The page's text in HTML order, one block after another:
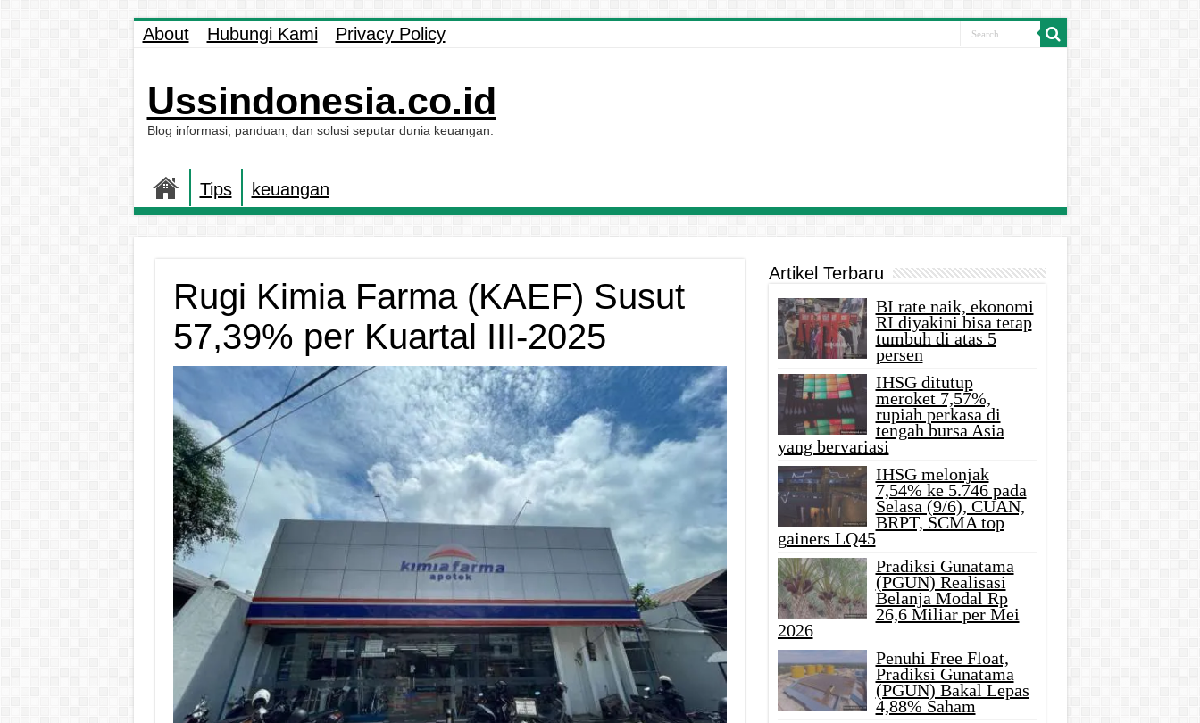
About Hubungi Kami Privacy Policy
Ussindonesia.co.id
Blog informasi, panduan, dan solusi seputar dunia keuangan.
Tips keuangan
Rugi Kimia Farma (KAEF) Susut
57,39% per Kuartal III-2025
Artikel Terbaru
BI rate naik, ekonomi
RI diyakini bisa tetap
tumbuh di atas 5
persen
IHSG ditutup
meroket 7,57%,
rupiah perkasa di
tengah bursa Asia
yang bervariasi
IHSG melonjak
7,54% ke 5.746 pada
Selasa (9/6), CUAN,
BRPT, SCMA top
gainers LQ45
Pradiksi Gunatama
(PGUN) Realisasi
Belanja Modal Rp
26,6 Miliar per Mei
2026
Penuhi Free Float,
Pradiksi Gunatama
(PGUN) Bakal Lepas
4,88% Saham